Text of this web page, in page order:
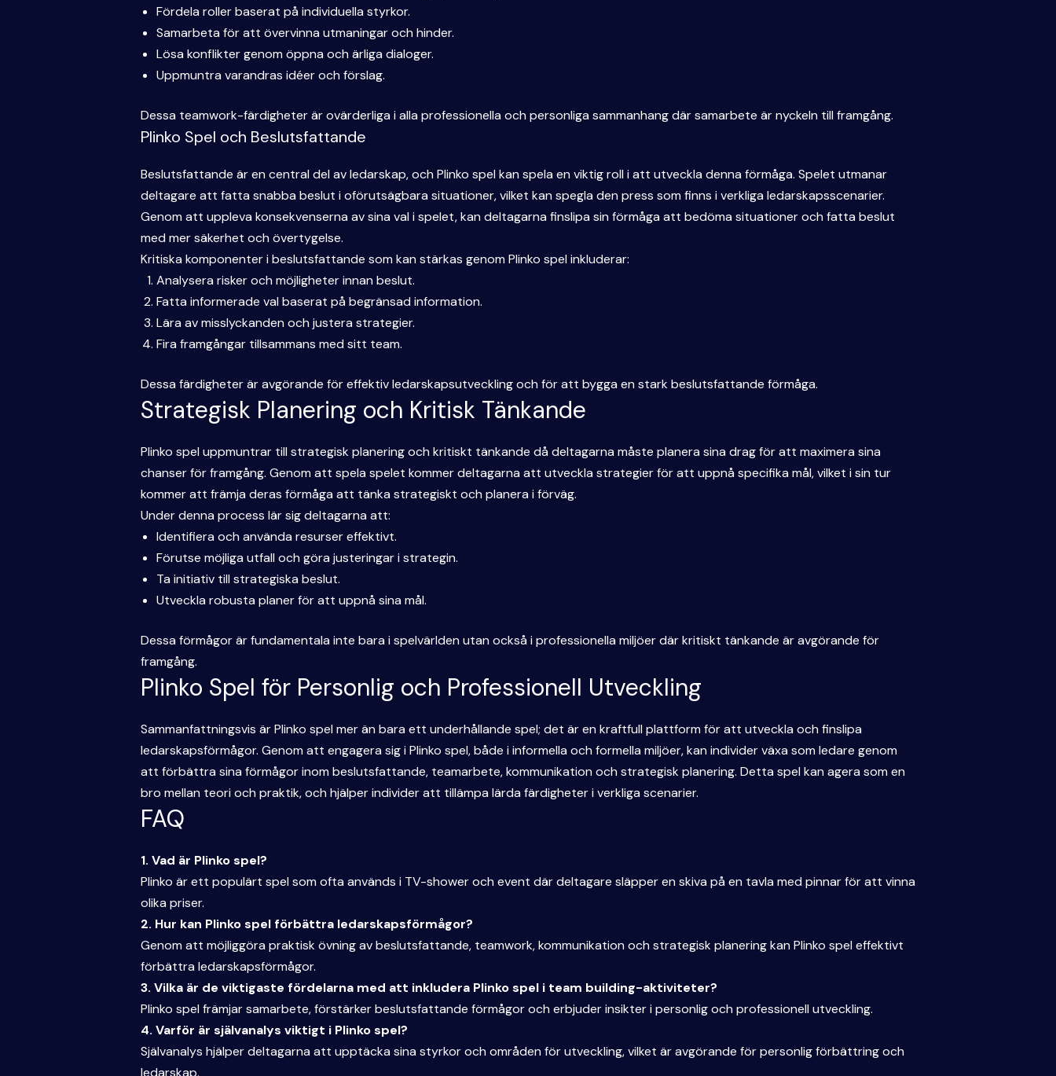
Fördela roller baserat på individuella styrkor.
Samarbeta för att övervinna utmaningar och hinder.
Lösa konflikter genom öppna och ärliga dialoger.
Uppmuntra varandras idéer och förslag.
Dessa teamwork-färdigheter är ovärderliga i alla professionella och personliga sammanhang där samarbete är nyckeln till framgång.
Plinko Spel och Beslutsfattande
Beslutsfattande är en central del av ledarskap, och Plinko spel kan spela en viktig roll i att utveckla denna förmåga. Spelet utmanar
deltagare att fatta snabba beslut i oförutsägbara situationer, vilket kan spegla den press som finns i verkliga ledarskapsscenarier.
Genom att uppleva konsekvenserna av sina val i spelet, kan deltagarna finslipa sin förmåga att bedöma situationer och fatta beslut
med mer säkerhet och övertygelse.
Kritiska komponenter i beslutsfattande som kan stärkas genom Plinko spel inkluderar:
Analysera risker och möjligheter innan beslut.
Fatta informerade val baserat på begränsad information.
Lära av misslyckanden och justera strategier.
Fira framgångar tillsammans med sitt team.
Dessa färdigheter är avgörande för effektiv ledarskapsutveckling och för att bygga en stark beslutsfattande förmåga.
Strategisk Planering och Kritisk Tänkande
Plinko spel uppmuntrar till strategisk planering och kritiskt tänkande då deltagarna måste planera sina drag för att maximera sina
chanser för framgång. Genom att spela spelet kommer deltagarna att utveckla strategier för att uppnå specifika mål, vilket i sin tur
kommer att främja deras förmåga att tänka strategiskt och planera i förväg.
Under denna process lär sig deltagarna att:
Identifiera och använda resurser effektivt.
Förutse möjliga utfall och göra justeringar i strategin.
Ta initiativ till strategiska beslut.
Utveckla robusta planer för att uppnå sina mål.
Dessa förmågor är fundamentala inte bara i spelvärlden utan också i professionella miljöer där kritiskt tänkande är avgörande för
framgång.
Plinko Spel för Personlig och Professionell Utveckling
Sammanfattningsvis är Plinko spel mer än bara ett underhållande spel; det är en kraftfull plattform för att utveckla och finslipa
ledarskapsförmågor. Genom att engagera sig i Plinko spel, både i informella och formella miljöer, kan individer växa som ledare genom
att förbättra sina förmågor inom beslutsfattande, teamarbete, kommunikation och strategisk planering. Detta spel kan agera som en
bro mellan teori och praktik, och hjälper individer att tillämpa lärda färdigheter i verkliga scenarier.
FAQ
1. Vad är Plinko spel?
Plinko är ett populärt spel som ofta används i TV-shower och event där deltagare släpper en skiva på en tavla med pinnar för att vinna
olika priser.
2. Hur kan Plinko spel förbättra ledarskapsförmågor?
Genom att möjliggöra praktisk övning av beslutsfattande, teamwork, kommunikation och strategisk planering kan Plinko spel effektivt
förbättra ledarskapsförmågor.
3. Vilka är de viktigaste fördelarna med att inkludera Plinko spel i team building-aktiviteter?
Plinko spel främjar samarbete, förstärker beslutsfattande förmågor och erbjuder insikter i personlig och professionell utveckling.
4. Varför är självanalys viktigt i Plinko spel?
Självanalys hjälper deltagarna att upptäcka sina styrkor och områden för utveckling, vilket är avgörande för personlig förbättring och